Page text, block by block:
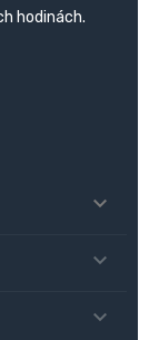
hodinách.


